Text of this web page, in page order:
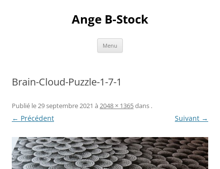
Ange B-Stock
Menu
Brain-Cloud-Puzzle-1-7-1
Publié le29 septembre 2021 à 2048 × 1365dans .
← Précédent Suivant →